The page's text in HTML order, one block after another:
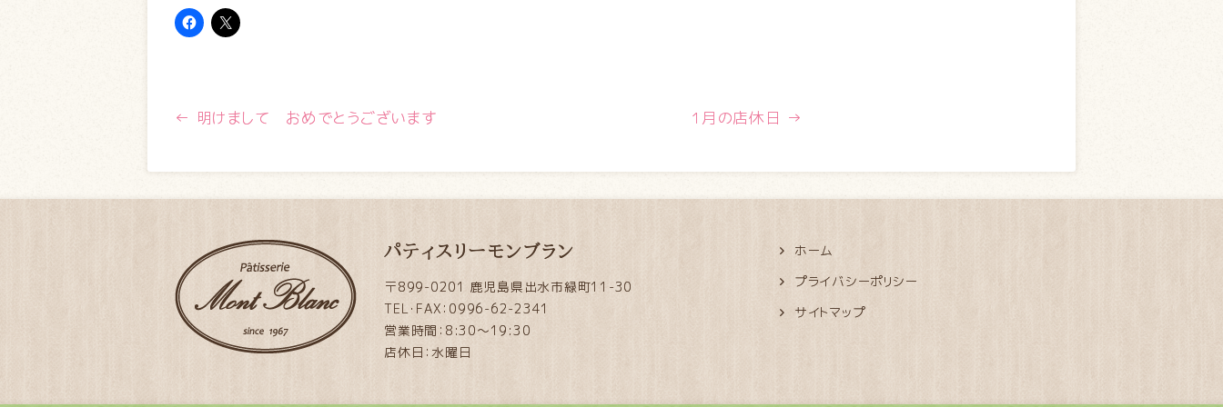
← 明けまして おめでとうございます 1月の店休日 →
パティスリーモンブラン
〒899-0201 鹿児島県出水市緑町11-30
TEL・FAX：0996-62-2341
営業時間：8:30～19:30
店休日：水曜日
ホーム
プライバシーポリシー
サイトマップ